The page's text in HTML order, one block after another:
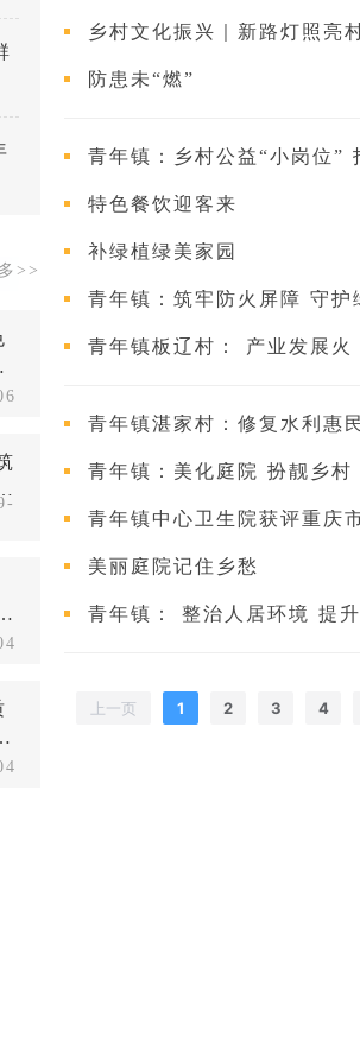
>>
乡村文化振兴｜新路灯照亮
防患未“燃”
青年镇：乡村公益“小岗位”
特色餐饮迎客来
补绿植绿美家园
青年镇：筑牢防火屏障 守护
青年镇板辽村： 产业发展火
青年镇湛家村：修复水利惠
青年镇：美化庭院 扮靓乡村
青年镇中心卫生院获评重庆
美丽庭院记住乡愁
青年镇： 整治人居环境 提
上一页 1 2 3 4